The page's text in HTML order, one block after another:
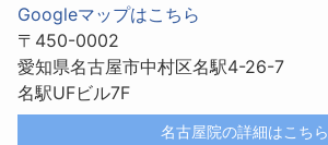
Googleマップはこちら
〒450-0002
愛知県名古屋市中村区名駅4-26-7
名駅UFビル7F
名古屋院の詳細はこちら